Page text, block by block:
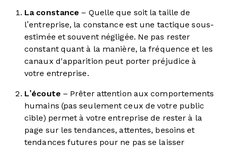
La constance – Quelle que soit la taille de
l’entreprise, la constance est une tactique sous-
estimée et souvent négligée. Ne pas rester
constant quant à la manière, la fréquence et les
canaux d'apparition peut porter préjudice à
votre entreprise.
L’écoute – Prêter attention aux comportements
humains (pas seulement ceux de votre public
cible) permet à votre entreprise de rester à la
page sur les tendances, attentes, besoins et
tendances futures pour ne pas se laisser